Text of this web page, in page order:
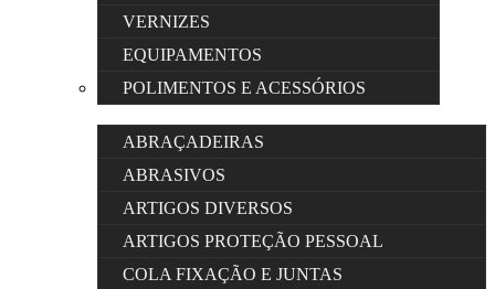
VERNIZES
EQUIPAMENTOS
POLIMENTOS E ACESSÓRIOS
ABRAÇADEIRAS
ABRASIVOS
ARTIGOS DIVERSOS
ARTIGOS PROTEÇÃO PESSOAL
COLA FIXAÇÃO E JUNTAS